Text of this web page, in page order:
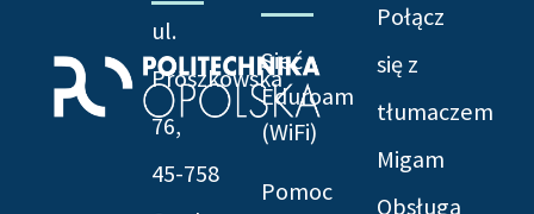
ul.
Prószkowska
76,
45-758
Sieć
Eduroam
(WiFi)
Pomoc
Połącz
się z
tłumaczem
Migam
Obsługa